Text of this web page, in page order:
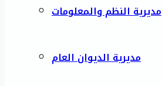
مديرية النظم والمعلومات
مديرية الديوان العام